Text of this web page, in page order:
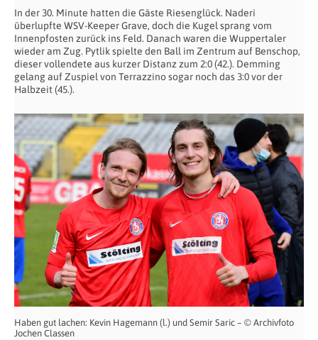
In der 30. Minute hatten die Gäste Riesenglück. Naderi
überlupfte WSV-Keeper Grave, doch die Kugel sprang vom
Innenpfosten zurück ins Feld. Danach waren die Wuppertaler
wieder am Zug. Pytlik spielte den Ball im Zentrum auf Benschop,
dieser vollendete aus kurzer Distanz zum 2:0 (42.). Demming
gelang auf Zuspiel von Terrazzino sogar noch das 3:0 vor der
Halbzeit (45.).
Haben gut lachen: Kevin Hagemann (l.) und Semir Saric – © Archivfoto
Jochen Classen